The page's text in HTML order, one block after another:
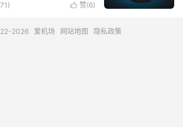
 赞(6)
2026 爱机场 网站地图 隐私政策